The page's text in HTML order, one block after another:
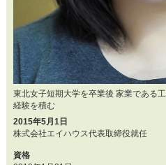
東北女子短期大学を卒業後 家業である
経験を積む
2015年5月1日
株式会社エイハウス代表取締役就任
資格